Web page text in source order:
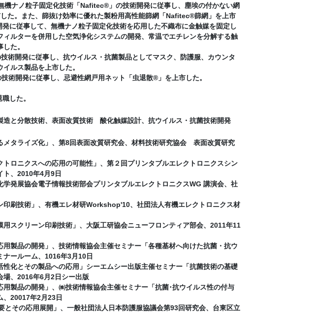
機ナノ粒子固定化技術「Nafitec®」の技術開発に従事し、塵埃の付かない網
た。また、篩抜け効率に優れた製粉用高性能篩網「Nafitec®篩網」を上市
に従事して、無機ナノ粒子固定化技術を応用した不織布に金触媒を固定し
ルターを併用した空気浄化システムの開発、常温でエチレンを分解する触
た。
開発に従事し、抗ウイルス・抗菌製品としてマスク、防護服、カウンタ
ルス製品を上市した。
術開発に従事し、忌避性網戸用ネット「虫退散®」を上市した。
した。
と分散技術、表面改質技術 酸化触媒設計、抗ウイルス・抗菌技術開発
メタライズ化」、第8回表面改質研究会、材料技術研究協会 表面改質研究
ロニクスへの応用の可能性」、第２回プリンタブルエレクトロニクスシン
ト、2010年4月9日
発展協会電子情報技術部会プリンタブルエレクトロニクスWG 講演会、社
刷技術」、有機エレ材研Workshop'10、社団法人有機エレクトロニクス材
スクリーン印刷技術」、大阪工研協会ニューフロンティア部会、2011年11
製品の開発」、技術情報協会主催セミナー「各種基材へ向けた抗菌・抗ウ
ールーム、1016年3月10日
化とその製品への応用」シーエムシー出版主催セミナー「抗菌技術の基礎
場、2016年6月2日シー出版
製品の開発」、㈱技術情報協会主催セミナー「抗菌･抗ウイルス性の付与
、20017年2月23日
その応用展開」、一般社団法人日本防護服協議会第93回研究会、台東区立